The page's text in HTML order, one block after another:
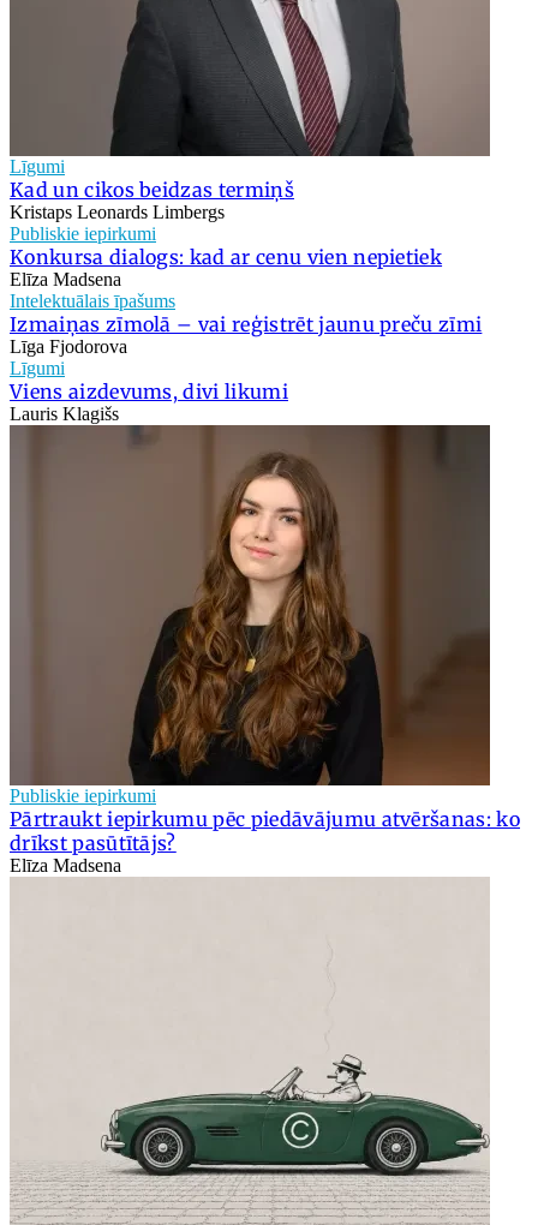
Līgumi
Kad un cikos beidzas termiņš
Kristaps Leonards Limbergs
Publiskie iepirkumi
Konkursa dialogs: kad ar cenu vien nepietiek
Elīza Madsena
Intelektuālais īpašums
Izmaiņas zīmolā – vai reģistrēt jaunu preču zīmi
Līga Fjodorova
Līgumi
Viens aizdevums, divi likumi
Lauris Klagišs
Publiskie iepirkumi
Pārtraukt iepirkumu pēc piedāvājumu atvēršanas: ko
drīkst pasūtītājs?
Elīza Madsena